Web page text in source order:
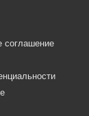
соглашение